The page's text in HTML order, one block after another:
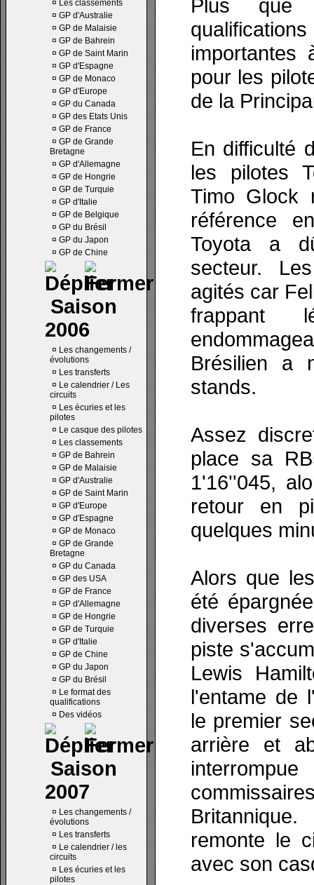
¤ Les classements
¤ GP d'Australie
¤ GP de Malaisie
¤ GP de Bahrein
¤ GP de Saint Marin
¤ GP d'Espagne
¤ GP de Monaco
¤ GP d'Europe
¤ GP du Canada
¤ GP des Etats Unis
¤ GP de France
¤ GP de Grande
Bretagne
¤ GP d'Allemagne
¤ GP de Hongrie
¤ GP de Turquie
¤ GP d'Italie
¤ GP de Belgique
¤ GP du Brésil
¤ GP du Japon
¤ GP de Chine
Saison
2006
¤ Les changements /
évolutions
¤ Les transferts
¤ Le calendrier / Les
circuits
¤ Les écuries et les
pilotes
¤ Le casque des pilotes
¤ Les classements
¤ GP de Bahrein
¤ GP de Malaisie
¤ GP d'Australie
¤ GP de Saint Marin
¤ GP d'Europe
¤ GP d'Espagne
¤ GP de Monaco
¤ GP de Grande
Bretagne
¤ GP du Canada
¤ GP des USA
¤ GP de France
¤ GP d'Allemagne
¤ GP de Hongrie
¤ GP de Turquie
¤ GP d'Italie
¤ GP de Chine
¤ GP du Japon
¤ GP du Brésil
¤ Le format des
qualifications
¤ Des vidéos
Saison
2007
¤ Les changements /
évolutions
¤ Les transferts
¤ Le calendrier / les
circuits
¤ Les écuries et les
pilotes
Plus que
pour les
de la
En difficulté
les pilotes
Timo Glock
référence
Toyota a
secteur.
agités car
frappant
Brésilien a
stands.
Assez
place sa
1'16''045,
retour en
quelques
Alors que
été
diverses
piste
Lewis
l'entame de
le premier
arrière et
remonte le
avec son